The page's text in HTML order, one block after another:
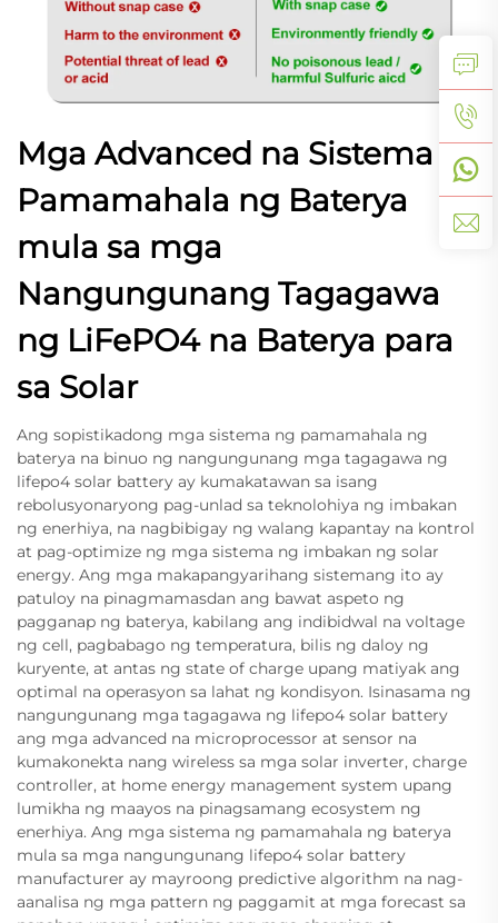
Mga Advanced na Sistema sa
Pamamahala ng Baterya
mula sa mga
Nangungunang Tagagawa
ng LiFePO4 na Baterya para
sa Solar
Ang sopistikadong mga sistema ng pamamahala ng
baterya na binuo ng nangungunang mga tagagawa ng
lifepo4 solar battery ay kumakatawan sa isang
rebolusyonaryong pag-unlad sa teknolohiya ng imbakan
ng enerhiya, na nagbibigay ng walang kapantay na kontrol
at pag-optimize ng mga sistema ng imbakan ng solar
energy. Ang mga makapangyarihang sistemang ito ay
patuloy na pinagmamasdan ang bawat aspeto ng
pagganap ng baterya, kabilang ang indibidwal na voltage
ng cell, pagbabago ng temperatura, bilis ng daloy ng
kuryente, at antas ng state of charge upang matiyak ang
optimal na operasyon sa lahat ng kondisyon. Isinasama ng
nangungunang mga tagagawa ng lifepo4 solar battery
ang mga advanced na microprocessor at sensor na
kumakonekta nang wireless sa mga solar inverter, charge
controller, at home energy management system upang
lumikha ng maayos na pinagsamang ecosystem ng
enerhiya. Ang mga sistema ng pamamahala ng baterya
mula sa mga nangungunang lifepo4 solar battery
manufacturer ay mayroong predictive algorithm na nag-
aanalisa ng mga pattern ng paggamit at mga forecast sa